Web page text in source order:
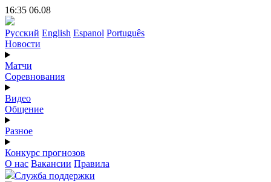
16:35 06.08
Русский English Espanol Português
Новости
Матчи
Соревнования
Видео
Общение
Разное
Конкурс прогнозов
О нас Вакансии Правила
Служба поддержки